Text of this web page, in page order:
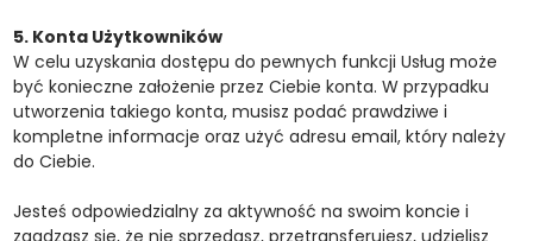
5. Konta Użytkowników
W celu uzyskania dostępu do pewnych funkcji Usług może
być konieczne założenie przez Ciebie konta. W przypadku
utworzenia takiego konta, musisz podać prawdziwe i
kompletne informacje oraz użyć adresu email, który należy
do Ciebie.
Jesteś odpowiedzialny za aktywność na swoim koncie i
zgadzasz się, że nie sprzedasz, przetransferujesz, udzielisz